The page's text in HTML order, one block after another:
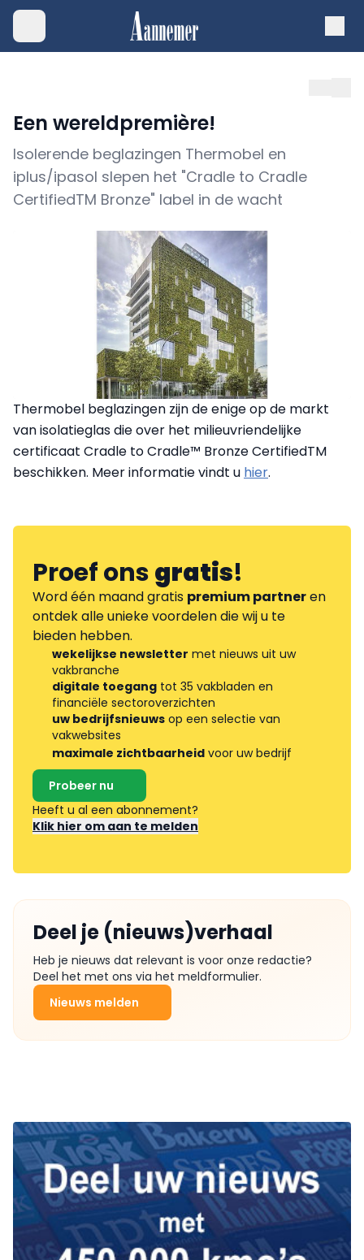
Een wereldpremière!
Isolerende beglazingen Thermobel en
iplus/ipasol slepen het "Cradle to Cradle
CertifiedTM Bronze" label in de wacht
Thermobel beglazingen zijn de enige op de markt
van isolatieglas die over het milieuvriendelijke
certificaat Cradle to Cradle™ Bronze CertifiedTM
beschikken. Meer informatie vindt u hier.
Proef onsgratis!
Word één maand gratis premium partneren
ontdek alle unieke voordelen die wij u te
bieden hebben.
wekelijkse newsletter met nieuws uit uw
vakbranche
digitale toegang tot 35 vakbladen en
financiële sectoroverzichten
uw bedrijfsnieuws op een selectie van
vakwebsites
maximale zichtbaarheid voor uw bedrijf
Probeer nu
Heeft u al een abonnement?
Klik hier om aan te melden
Deel je (nieuws)verhaal
Heb je nieuws dat relevant is voor onze redactie?
Deel het met ons via het meldformulier.
Nieuws melden